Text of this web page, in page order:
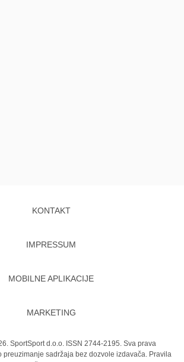
KONTAKT
IMPRESSUM
MOBILNE APLIKACIJE
MARKETING
SportSport d.o.o. ISSN 2744-2195. Sva prava
preuzimanje sadržaja bez dozvole izdavača. Pravila